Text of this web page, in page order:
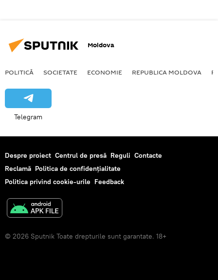
Moldova
POLITICĂ SOCIETATE ECONOMIE REPUBLICA MOLDOVA
Telegram
Despre proiect Centrul de presă Reguli Contacte
Reclamă Politica de confidențialitate
Politica privind cookie-urile Feedback
© 2026 Sputnik Toate drepturile sunt garantate. 18+